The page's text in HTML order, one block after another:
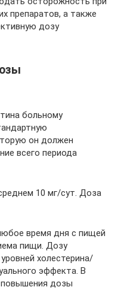
препаратов, а также
дозу
больному
он должен
всего периода
10 мг/сут. Доза
время дня с пищей
пищи. Дозу
холестерина/
эффекта. В
повышения дозы